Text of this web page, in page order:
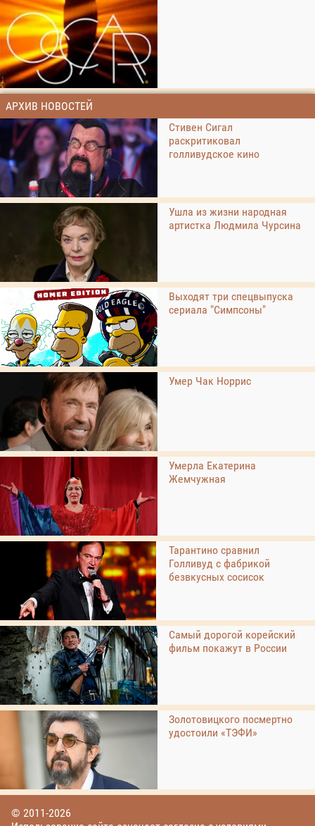
АРХИВ НОВОСТЕЙ
Стивен Сигал
раскритиковал
голливудское кино
Ушла из жизни народная
артистка Людмила Чурсина
Выходят три спецвыпуска
сериала "Симпсоны"
Умер Чак Норрис
Умерла Екатерина
Жемчужная
Тарантино сравнил
Голливуд с фабрикой
безвкусных сосисок
Самый дорогой корейский
фильм покажут в России
Золотовицкого посмертно
удостоили «ТЭФИ»
© 2011-2026